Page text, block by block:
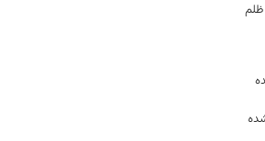
ظلم